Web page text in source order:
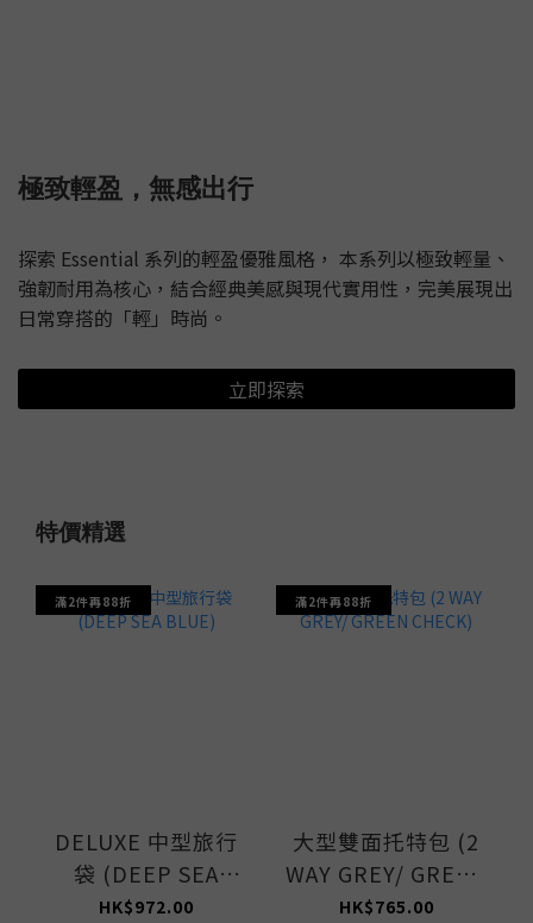
極致輕盈，無感出行
探索 Essential 系列的輕盈優雅風格， 本系列以極致輕量、
強韌耐用為核心，結合經典美感與現代實用性，完美展現出
日常穿搭的「輕」時尚。
立即探索
特價精選
滿2件再88折
DELUXE 中型旅行
袋 (DEEP SEA
BLUE)
HK$972.00
滿2件再88折
大型雙面托特包 (2
WAY GREY/ GREEN
CHECK)
HK$765.00